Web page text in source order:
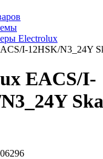
Electrolux
I-12HSK/N3_24Y
EACS/I-